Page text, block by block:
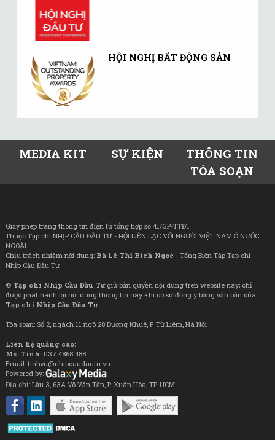
HỘI NGHỊ BẤT ĐỘNG SẢN
MEDIA KIT SỰ KIỆN
THÔNG TIN
TÒA SOẠN
Giấy phép trang thông tin điện tử tổng hợp số 41/GP-TTĐT
Thuộc Tạp chí NHỊP CẦU ĐẦU TƯ - HỘI LIÊN LẠC VỚI NGƯỜI VIỆT NAM Ở NƯỚC
NGOÀI
Chịu trách nhiệm nội dung: Bà Lê Thị Bích Ngọc - Tổng Biên Tập Tạp chí
Nhịp Cầu Đầu Tư
© Tạp chí Nhịp Cầu Đầu Tưgiữ bản quyền nội dung trên website này; chỉ
được phát hành lại nội dung thông tin này khi có sự đồng ý bằng văn bản của
Tạp chí Nhịp Cầu Đầu Tư
Tòa soạn: Số 2, ngách 11 ngõ 28 Dương Khuê, P. Từ Liêm, Hà Nội
Liên hệ quảng cáo:
Ms. Tình: 037 4868 488
Email: tinhvu@nhipcaudautu.vn
Powered by:
Địa chỉ: Lầu 3, 63A Võ Văn Tần, P. Xuân Hòa, TP. HCM